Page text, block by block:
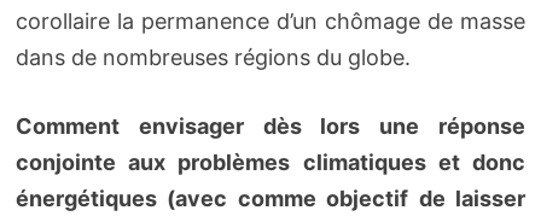
corollaire la permanence d’un chômage de masse
dans de nombreuses régions du globe.
Comment envisager dès lors une réponse
conjointe aux problèmes climatiques et donc
énergétiques (avec comme objectif de laisser